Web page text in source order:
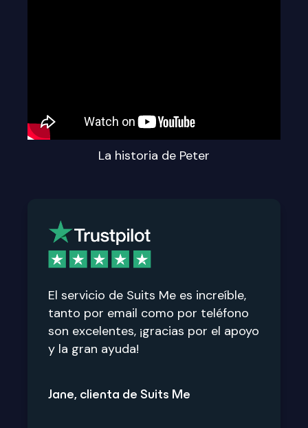
La historia de Peter
El servicio de Suits Me es increíble,
tanto por email como por teléfono
son excelentes, ¡gracias por el apoyo
y la gran ayuda!
Jane, clienta de Suits Me